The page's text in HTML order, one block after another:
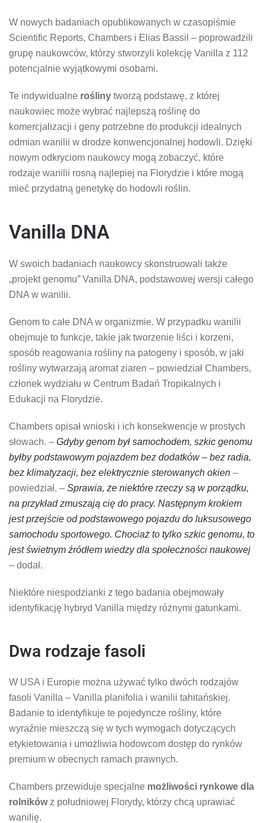
W nowych badaniach opublikowanych w czasopiśmie
Scientific Reports, Chambers i Elias Bassil – poprowadzili
grupę naukowców, którzy stworzyli kolekcję Vanilla z 112
potencjalnie wyjątkowymi osobami.
Te indywidualne rośliny tworzą podstawę, z której
naukowiec może wybrać najlepszą roślinę do
komercjalizacji i geny potrzebne do produkcji idealnych
odmian wanilii w drodze konwencjonalnej hodowli. Dzięki
nowym odkryciom naukowcy mogą zobaczyć, które
rodzaje wanilii rosną najlepiej na Florydzie i które mogą
mieć przydatną genetykę do hodowli roślin.
Vanilla DNA
W swoich badaniach naukowcy skonstruowali także
„projekt genomu” Vanilla DNA, podstawowej wersji całego
DNA w wanilii.
Genom to całe DNA w organizmie. W przypadku wanilii
obejmuje to funkcje, takie jak tworzenie liści i korzeni,
sposób reagowania rośliny na patogeny i sposób, w jaki
rośliny wytwarzają aromat ziaren – powiedział Chambers,
członek wydziału w Centrum Badań Tropikalnych i
Edukacji na Florydzie.
Chambers opisał wnioski i ich konsekwencje w prostych
słowach. – Gdyby genom był samochodem, szkic genomu
byłby podstawowym pojazdem bez dodatków – bez radia,
bez klimatyzacji, bez elektrycznie sterowanych okien –
powiedział. – Sprawia, że ​​niektóre rzeczy są w porządku,
na przykład zmuszają cię do pracy. Następnym krokiem
jest przejście od podstawowego pojazdu do luksusowego
samochodu sportowego. Chociaż to tylko szkic genomu, to
jest świetnym źródłem wiedzy dla społeczności naukowej
– dodał.
Niektóre niespodzianki z tego badania obejmowały
identyfikację hybryd Vanilla między różnymi gatunkami.
Dwa rodzaje fasoli
W USA i Europie można używać tylko dwóch rodzajów
fasoli Vanilla – Vanilla planifolia i wanilii tahitańskiej.
Badanie to identyfikuje te pojedyncze rośliny, które
wyraźnie mieszczą się w tych wymogach dotyczących
etykietowania i umożliwia hodowcom dostęp do rynków
premium w obecnych ramach prawnych.
Chambers przewiduje specjalne możliwości rynkowe dla
rolnikówz południowej Florydy, którzy chcą uprawiać
wanilię.